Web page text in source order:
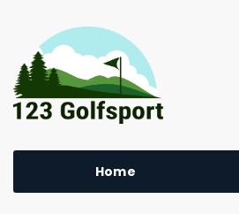
Home